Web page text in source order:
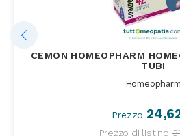
CEMON HOMEOPHARM
TUBI
Homeopharm
Prezzo
Prezzo di listino